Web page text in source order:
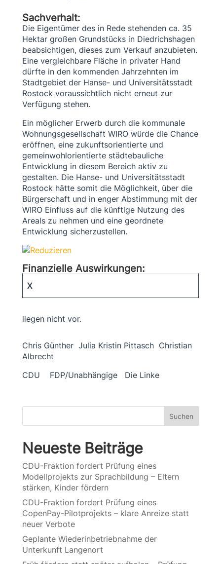
Sachverhalt:
Die Eigentümer des in Rede stehenden ca. 35
Hektar großen Grundstücks in Diedrichshagen
beabsichtigen, dieses zum Verkauf anzubieten.
Eine vergleichbare Fläche in privater Hand
dürfte in den kommenden Jahrzehnten im
Stadtgebiet der Hanse- und Universitätsstadt
Rostock voraussichtlich nicht erneut zur
Verfügung stehen.
Ein möglicher Erwerb durch die kommunale
Wohnungsgesellschaft WIRO würde die Chance
eröffnen, eine zukunftsorientierte und
gemeinwohlorientierte städtebauliche
Entwicklung in diesem Bereich aktiv zu
gestalten. Die Hanse- und Universitätsstadt
Rostock hätte somit die Möglichkeit, über die
Bürgerschaft und in enger Abstimmung mit der
WIRO Einfluss auf die künftige Nutzung des
Areals zu nehmen und eine geordnete
Entwicklung sicherzustellen.
Finanzielle Auswirkungen:
X
liegen nicht vor.
Chris Günther Julia Kristin Pittasch Christian
Albrecht
CDU FDP/Unabhängige Die Linke
Suchen
Neueste Beiträge
CDU-Fraktion fordert Prüfung eines
Modellprojekts zur Sprachbildung – Eltern
stärken, Kinder fördern
CDU-Fraktion fordert Prüfung eines
CopenPay-Pilotprojekts – klare Anreize statt
neuer Verbote
Geplante Wiederinbetriebnahme der
Unterkunft Langenort